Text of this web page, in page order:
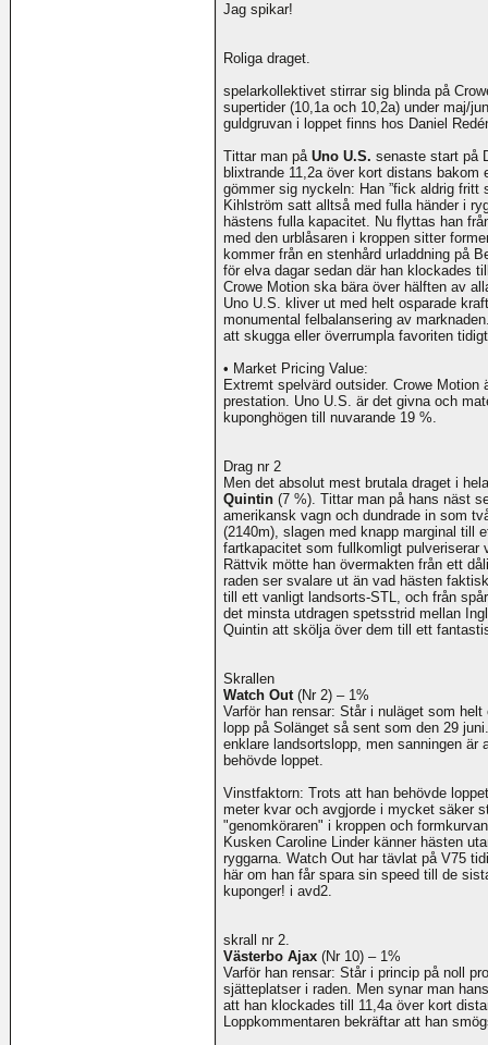
Jag spikar!
Roliga draget.
spelarkollektivet stirrar sig blinda på
supertider (10,1a och 10,2a) under maj/
guldgruvan i loppet finns hos Daniel
Tittar man på Uno U.S. senaste start på
blixtrande 11,2a över kort distans
gömmer sig nyckeln: Han ”fick aldrig fritt
Kihlström satt alltså med fulla händer i
hästens fulla kapacitet. Nu flyttas han
med den urblåsaren i kroppen sitter
kommer från en stenhård urladdning på
för elva dagar sedan där han klockades
Crowe Motion ska bära över hälften av
Uno U.S. kliver ut med helt osparade
monumental felbalansering av
att skugga eller överrumpla favoriten
• Market Pricing Value:
Extremt spelvärd outsider. Crowe
prestation. Uno U.S. är det givna och
kuponghögen till nuvarande 19 %.
Drag nr 2
Men det absolut mest brutala draget i
Quintin (7 %). Tittar man på hans näst
amerikansk vagn och dundrade in som
(2140m), slagen med knapp marginal till
fartkapacitet som fullkomligt pulveriserar
Rättvik mötte han övermakten från ett
raden ser svalare ut än vad hästen
till ett vanligt landsorts-STL, och från
det minsta utdragen spetsstrid mellan
Quintin att skölja över dem till ett
Skrallen
Watch Out(Nr 2) – 1%
Varför han rensar: Står i nuläget som
lopp på Solänget så sent som den 29
enklare landsortslopp, men sanningen
behövde loppet.
Vinstfaktorn: Trots att han behövde
meter kvar och avgjorde i mycket säker
"genomköraren" i kroppen och
Kusken Caroline Linder känner hästen
ryggarna. Watch Out har tävlat på V75
här om han får spara sin speed till de
kuponger! i avd2.
skrall nr 2.
Västerbo Ajax (Nr 10) – 1%
Varför han rensar: Står i princip på noll
sjätteplatser i raden. Men synar man
att han klockades till 11,4a över kort
Loppkommentaren bekräftar att han